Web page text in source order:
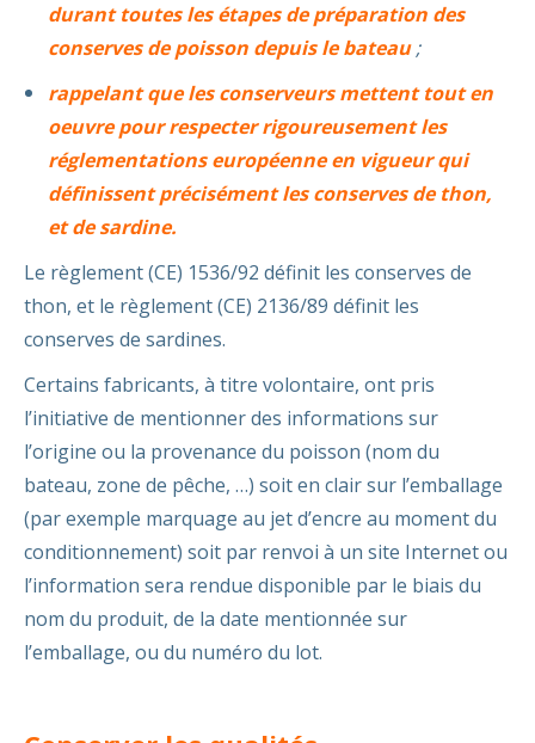
durant toutes les étapes de préparation des
conserves de poisson depuis le bateau;
rappelant que les conserveurs mettent tout en
oeuvre pour respecter rigoureusement les
réglementations européenne en vigueur qui
définissent précisément les conserves de thon,
et de sardine.
Le règlement (CE) 1536/92 définit les conserves de
thon, et le règlement (CE) 2136/89 définit les
conserves de sardines.
Certains fabricants, à titre volontaire, ont pris
l’initiative de mentionner des informations sur
l’origine ou la provenance du poisson (nom du
bateau, zone de pêche, …) soit en clair sur l’emballage
(par exemple marquage au jet d’encre au moment du
conditionnement) soit par renvoi à un site Internet ou
l’information sera rendue disponible par le biais du
nom du produit, de la date mentionnée sur
l’emballage, ou du numéro du lot.